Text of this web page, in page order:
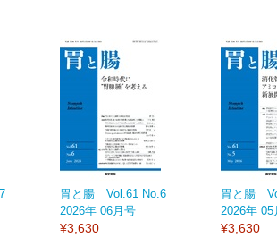
胃と腸 Vol.61 No.6
2026年 06月号
¥3,630
胃と腸
2026年 05
¥3,630